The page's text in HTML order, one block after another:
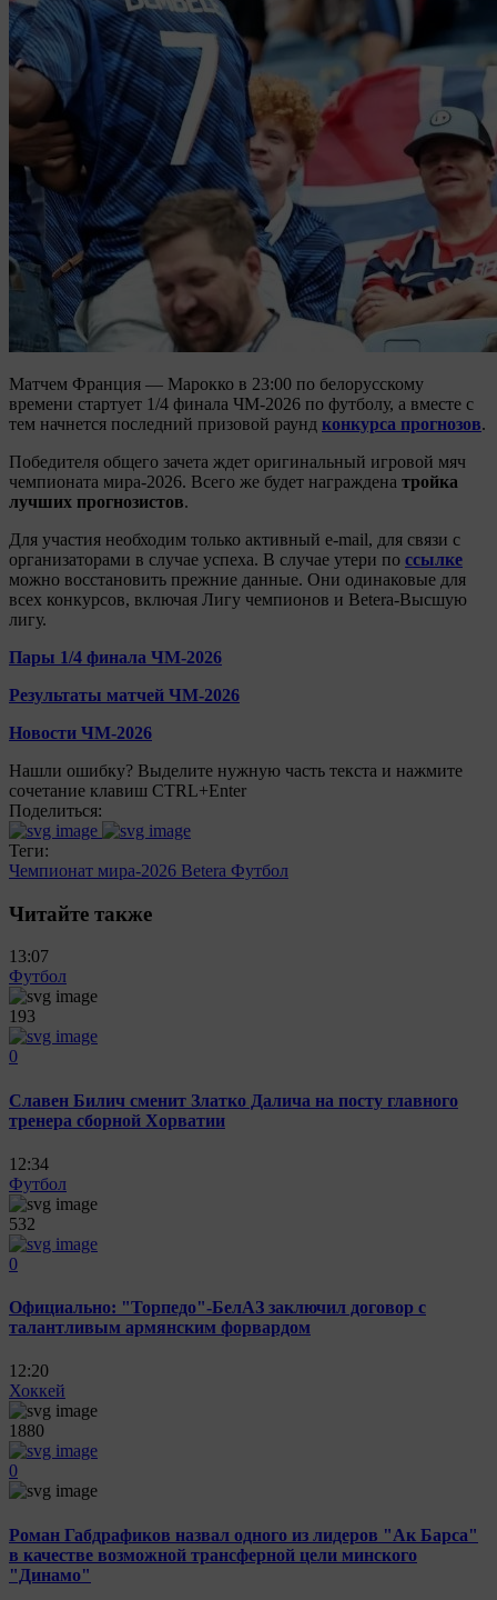
Матчем Франция — Марокко в 23:00 по белорусскому
времени стартует 1/4 финала ЧМ-2026 по футболу, а вместе с
тем начнется последний призовой раунд конкурса прогнозов.
Победителя общего зачета ждет оригинальный игровой мяч
чемпионата мира-2026. Всего же будет награждена тройка
лучших прогнозистов.
Для участия необходим только активный e-mail, для связи с
организаторами в случае успеха. В случае утери по ссылке
можно восстановить прежние данные. Они одинаковые для
всех конкурсов, включая Лигу чемпионов и Betera-Высшую
лигу.
Пары 1/4 финала ЧМ-2026
Результаты матчей ЧМ-2026
Новости ЧМ-2026
Нашли ошибку? Выделите нужную часть текста и нажмите
сочетание клавиш CTRL+Enter
Поделиться:
Теги:
Чемпионат мира-2026 Betera Футбол
Читайте также
13:07
Футбол
193
0
Славен Билич сменит Златко Далича на посту главного
тренера сборной Хорватии
12:34
Футбол
532
0
Официально: "Торпедо"-БелАЗ заключил договор с
талантливым армянским форвардом
12:20
Хоккей
1880
0
Роман Габдрафиков назвал одного из лидеров "Ак Барса"
в качестве возможной трансферной цели минского
"Динамо"